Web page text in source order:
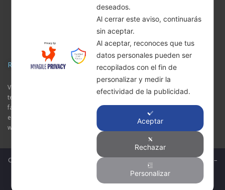
RWBLID
Via Torquato Tasso, 3 – 20825 – Barlassina (MB) Italia
tel: +39 0362 525141
fax: +39 0362 689103
e-mail: commerciale@rwblid.it
whatsapp: 3382278893
Copyright RWBLID – Tutti i diritti sono riservati | P.Iva IT 03288700960 –
ENVI
deseados.
Al cerrar este aviso, continuarás
sin aceptar.
Al aceptar, reconoces que tus
datos personales pueden ser
recopilados con el fin de
personalizar y medir la
efectividad de la publicidad.
Aceptar
Rechazar
Personalizar